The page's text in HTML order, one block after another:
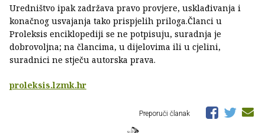
Uredništvo ipak zadržava pravo provjere, usklađivanja i
konačnog usvajanja tako prispjelih priloga.Članci u
Proleksis enciklopediji se ne potpisuju, suradnja je
dobrovoljna; na člancima, u dijelovima ili u cjelini,
suradnici ne stječu autorska prava.
proleksis.lzmk.hr
Preporuči članak